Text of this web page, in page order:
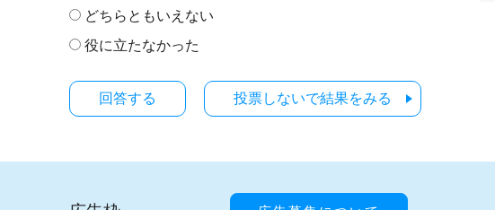
どちらともいえない
役に立たなかった
投票しないで結果をみる